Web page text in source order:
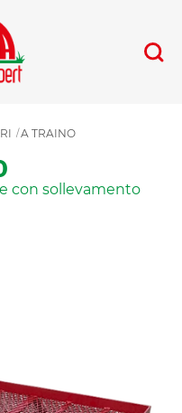
Cerca
A TRAINO
con sollevamento